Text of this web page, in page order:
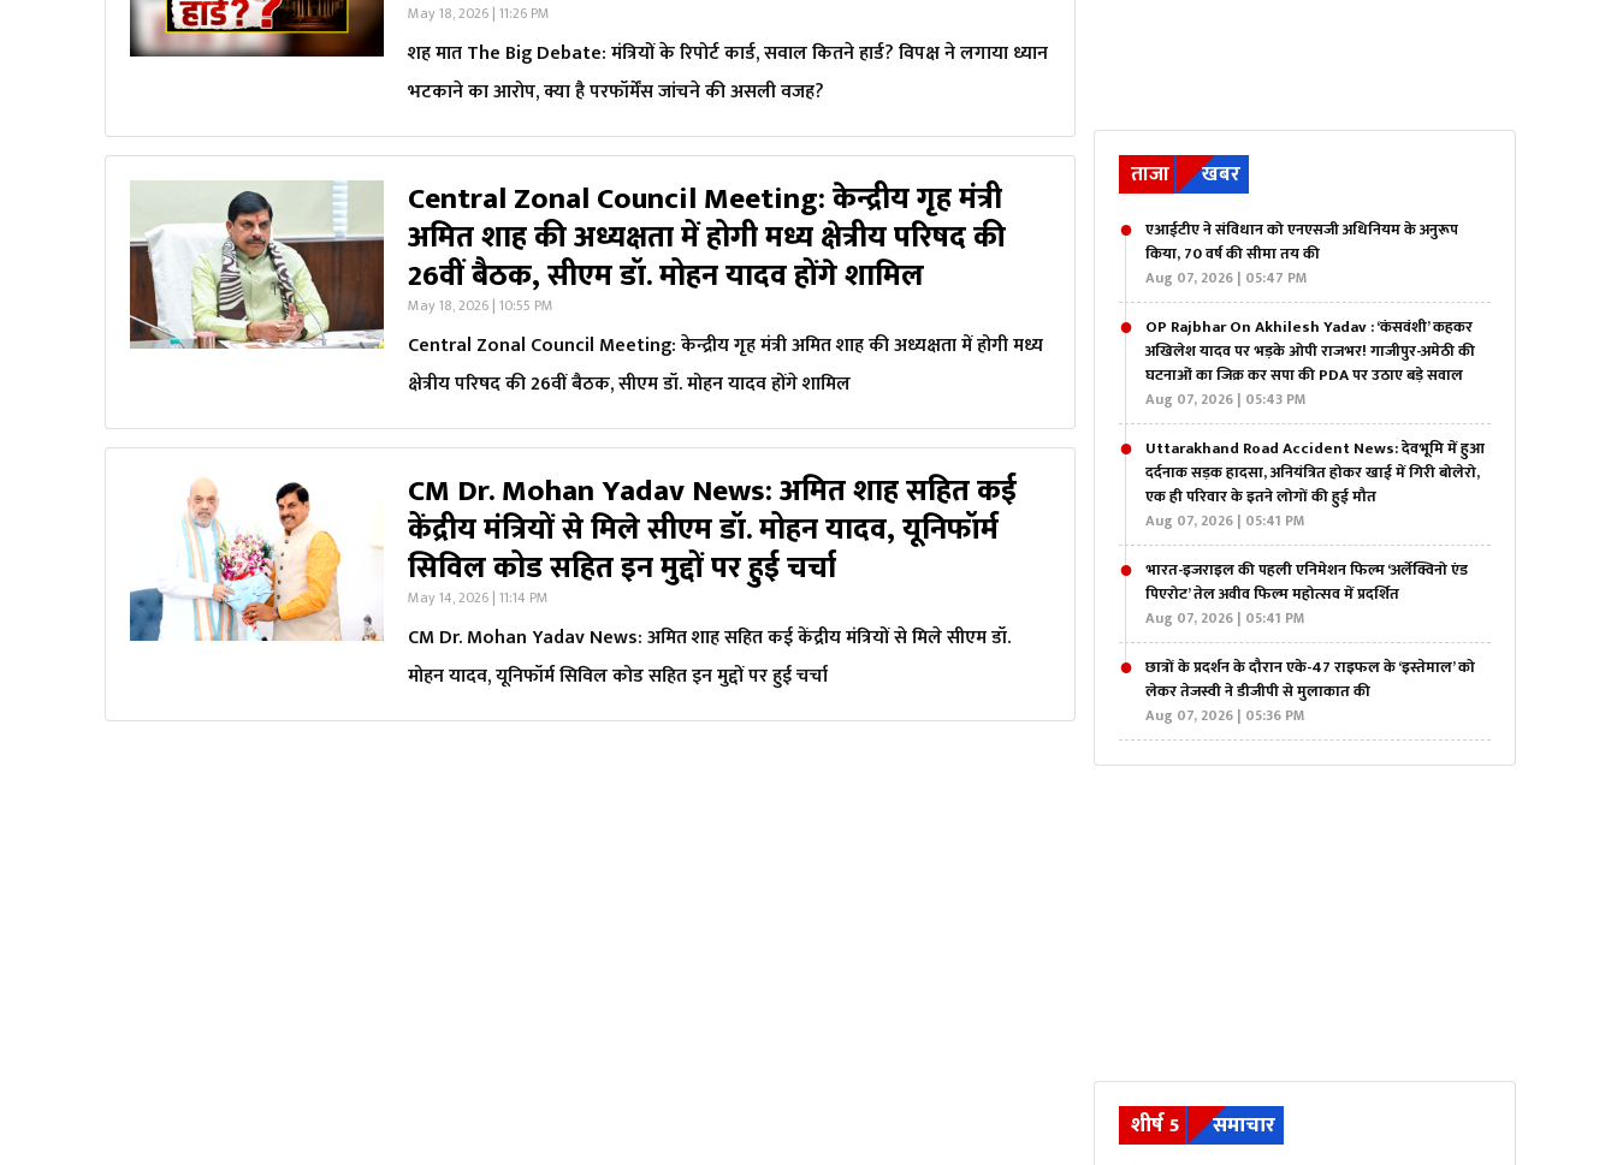
May 18, 2026 | 11:26 PM
शह मात The Big Debate: मंत्रियों के रिपोर्ट कार्ड, सवाल कितने हार्ड? विपक्ष ने लगाया ध्यान
भटकाने का आरोप, क्या है परफॉर्मेंस जांचने की असली वजह?
Central Zonal Council Meeting: केन्द्रीय गृह मंत्री
अमित शाह की अध्यक्षता में होगी मध्य क्षेत्रीय परिषद की
26वीं बैठक, सीएम डॉ. मोहन यादव होंगे शामिल
May 18, 2026 | 10:55 PM
Central Zonal Council Meeting: केन्द्रीय गृह मंत्री अमित शाह की अध्यक्षता में होगी मध्य
क्षेत्रीय परिषद की 26वीं बैठक, सीएम डॉ. मोहन यादव होंगे शामिल
CM Dr. Mohan Yadav News: अमित शाह सहित कई
केंद्रीय मंत्रियों से मिले सीएम डॉ. मोहन यादव, यूनिफॉर्म
सिविल कोड सहित इन मुद्दों पर हुई चर्चा
May 14, 2026 | 11:14 PM
CM Dr. Mohan Yadav News: अमित शाह सहित कई केंद्रीय मंत्रियों से मिले सीएम डॉ.
मोहन यादव, यूनिफॉर्म सिविल कोड सहित इन मुद्दों पर हुई चर्चा
ताजा खबर
एआईटीए ने संविधान को एनएसजी अधिनियम के अनुरूप
किया, 70 वर्ष की सीमा तय की
Aug 07, 2026 | 05:47 PM
OP Rajbhar On Akhilesh Yadav : ‘कंसवंशी’ कहकर
अखिलेश यादव पर भड़के ओपी राजभर! गाजीपुर-अमेठी की
घटनाओं का जिक्र कर सपा की PDA पर उठाए बड़े सवाल
Aug 07, 2026 | 05:43 PM
Uttarakhand Road Accident News: देवभूमि में हुआ
दर्दनाक सड़क हादसा, अनियंत्रित होकर खाई में गिरी बोलेरो,
एक ही परिवार के इतने लोगों की हुई मौत
Aug 07, 2026 | 05:41 PM
भारत-इजराइल की पहली एनिमेशन फिल्म ‘अर्लेक्विनो एंड
पिएरोट’ तेल अवीव फिल्म महोत्सव में प्रदर्शित
Aug 07, 2026 | 05:41 PM
छात्रों के प्रदर्शन के दौरान एके-47 राइफल के ‘इस्तेमाल’ को
लेकर तेजस्वी ने डीजीपी से मुलाकात की
Aug 07, 2026 | 05:36 PM
शीर्ष 5 समाचार